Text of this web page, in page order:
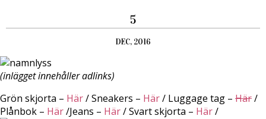
5
DEC, 2016
(inlägget innehåller adlinks)
Grön skjorta – Här/ Sneakers – Här/ Luggage tag – Här/
Plånbok – Här/Jeans – Här/ Svart skjorta – Här/